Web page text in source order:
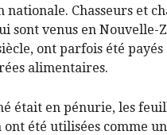
nationale. Chasseurs et
sont venus en Nouvelle-
ont parfois été
alimentaires.
était en pénurie, les
ont été utilisées comme